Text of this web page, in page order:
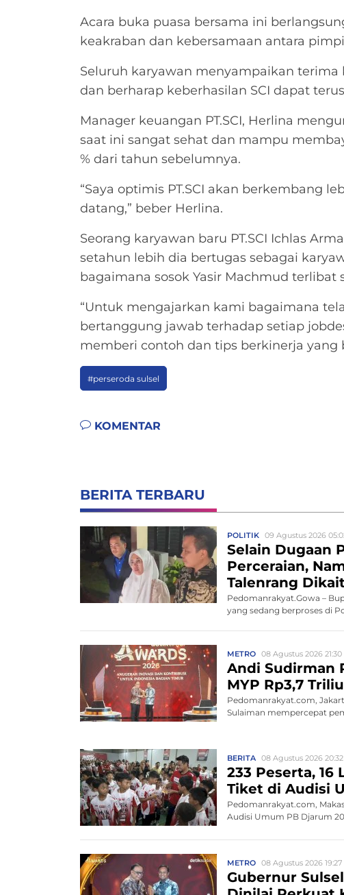
Acara buka puasa bersama ini
keakraban dan kebersamaan antara
Seluruh karyawan menyampaikan terima
dan berharap keberhasilan SCI dapat
Manager keuangan PT.SCI, Herlina
saat ini sangat sehat dan mampu
% dari tahun sebelumnya.
“Saya optimis PT.SCI akan berkembang
datang,” beber Herlina.
Seorang karyawan baru PT.SCI Ichlas
setahun lebih dia bertugas sebagai
bagaimana sosok Yasir Machmud terlibat
“Untuk mengajarkan kami bagaimana
bertanggung jawab terhadap setiap
memberi contoh dan tips berkinerja yang
#perseroda sulsel
KOMENTAR
BERITA TERBARU
POLITIK 09 Agustus 2026
Selain Dugaan
Perceraian,
Talenrang
Pedomanrakyat.Gowa –
yang sedang berproses di
METRO 08 Agustus 2026 21:30
Andi Sudirman
MYP Rp3,7
Pedomanrakyat.com,
Sulaiman mempercepat
BERITA 08 Agustus 2026 20:32
233 Peserta, 16
Tiket di Audisi
Pedomanrakyat.com,
Audisi Umum PB Djarum
METRO 08 Agustus 2026 19:27
Gubernur